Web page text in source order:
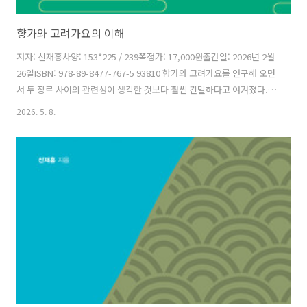
향가와 고려가요의 이해
저자: 신재홍사양: 153*225 / 239쪽정가: 17,000원출간일: 2026년 2월
26일ISBN: 978-89-8477-767-5 93810 향가와 고려가요를 연구해 오면
서 두 장르 사이의 관련성이 생각한 것보다 훨씬 긴밀하다고 여겨졌다.
한국어 시가의 유구한 역사 속에 두 장르가 차지하는 위상과 의의는 대단
았나 싶다. 이 책은 이러한 문제의식을 바탕으로 이제까지 해 온 향가 및
고려가요 연구를 결산하려는 의도에서 집필한 것이다.향가와 고려가요
의 현존 자료가 워낙 희귀하다 보니 각 장르가 생멸한 수백 년의 역사 속
에 수많은 작품이 창작, 향유된 흔적이 아주 희미하게만 남아 있다. 당대
시가 문학의 번성함을 아득한 배후에 남겨 ..
2026. 5. 8.